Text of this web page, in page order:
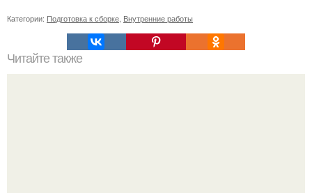
Категории: Подготовка к сборке, Внутренние работы
Читайте также